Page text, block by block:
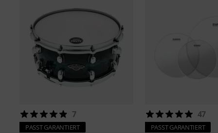
7
PASST GARANTIERT
47
PASST GARANTIERT